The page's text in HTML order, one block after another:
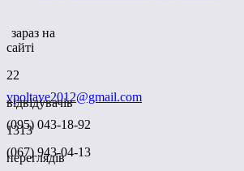
зараз на
сайті
22
відвідувачів
1313
переглядів
vpoltave2012@gmail.com
(095) 043-18-92
(067) 943-04-13